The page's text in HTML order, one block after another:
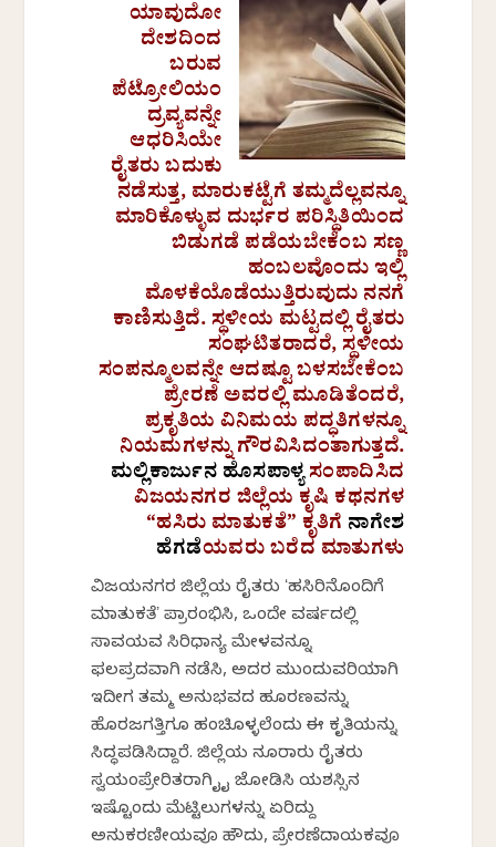
ಯಾವುದೋ
ದೇಶದಿಂದ
ಬರುವ
ಪೆಟ್ರೋಲಿಯಂ
ದ್ರವ್ಯವನ್ನೇ
ಆಧರಿಸಿಯೇ
ರೈತರು ಬದುಕು
ನಡೆಸುತ್ತ, ಮಾರುಕಟ್ಟೆಗೆ ತಮ್ಮದೆಲ್ಲವನ್ನೂ
ಮಾರಿಕೊಳ್ಳುವ ದುರ್ಭರ ಪರಿಸ್ಥಿತಿಯಿಂದ
ಬಿಡುಗಡೆ ಪಡೆಯಬೇಕೆಂಬ ಸಣ್ಣ
ಹಂಬಲವೊಂದು ಇಲ್ಲಿ
ಮೊಳಕೆಯೊಡೆಯುತ್ತಿರುವುದು ನನಗೆ
ಕಾಣಿಸುತ್ತಿದೆ. ಸ್ಥಳೀಯ ಮಟ್ಟದಲ್ಲಿ ರೈತರು
ಸಂಘಟಿತರಾದರೆ, ಸ್ಥಳೀಯ
ಸಂಪನ್ಮೂಲವನ್ನೇ ಆದಷ್ಟೂ ಬಳಸಬೇಕೆಂಬ
ಪ್ರೇರಣೆ ಅವರಲ್ಲಿ ಮೂಡಿತೆಂದರೆ,
ಪ್ರಕೃತಿಯ ವಿನಿಮಯ ಪದ್ಧತಿಗಳನ್ನೂ
ನಿಯಮಗಳನ್ನು ಗೌರವಿಸಿದಂತಾಗುತ್ತದೆ.
ಮಲ್ಲಿಕಾರ್ಜುನ ಹೊಸಪಾಳ್ಯಸಂಪಾದಿಸಿದ
ವಿಜಯನಗರ ಜಿಲ್ಲೆಯ ಕೃಷಿ ಕಥನಗಳ
“ಹಸಿರು ಮಾತುಕತೆ” ಕೃತಿಗೆ ನಾಗೇಶ
ಹೆಗಡೆಯವರು ಬರೆದ ಮಾತುಗಳು
ವಿಜಯನಗರ ಜಿಲ್ಲೆಯ ರೈತರು ʻಹಸಿರಿನೊಂದಿಗೆ
ಮಾತುಕತೆʼ ಪ್ರಾರಂಭಿಸಿ, ಒಂದೇ ವರ್ಷದಲ್ಲಿ
ಸಾವಯವ ಸಿರಿಧಾನ್ಯ ಮೇಳವನ್ನೂ
ಫಲಪ್ರದವಾಗಿ ನಡೆಸಿ, ಅದರ ಮುಂದುವರಿಕೆಯಾಗಿ
ಇದೀಗ ತಮ್ಮ ಅನುಭವದ ಹೂರಣವನ್ನು
ಹೊರಜಗತ್ತಿಗೂ ಹಂಚಿಕೊಳ್ಳಲೆಂದು ಈ ಕೃತಿಯನ್ನು
ಸಿದ್ಧಪಡಿಸಿದ್ದಾರೆ. ಜಿಲ್ಲೆಯ ನೂರಾರು ರೈತರು
ಸ್ವಯಂಪ್ರೇರಿತರಾಗಿ ಕೈ ಕೈ ಜೋಡಿಸಿ ಯಶಸ್ಸಿನ
ಇಷ್ಟೊಂದು ಮೆಟ್ಟಿಲುಗಳನ್ನು ಏರಿದ್ದು
ಅನುಕರಣೀಯವೂ ಹೌದು, ಪ್ರೇರಣೆದಾಯಕವೂ